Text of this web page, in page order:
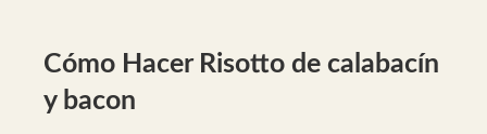
Cómo Hacer Risotto de calabacín
y bacon